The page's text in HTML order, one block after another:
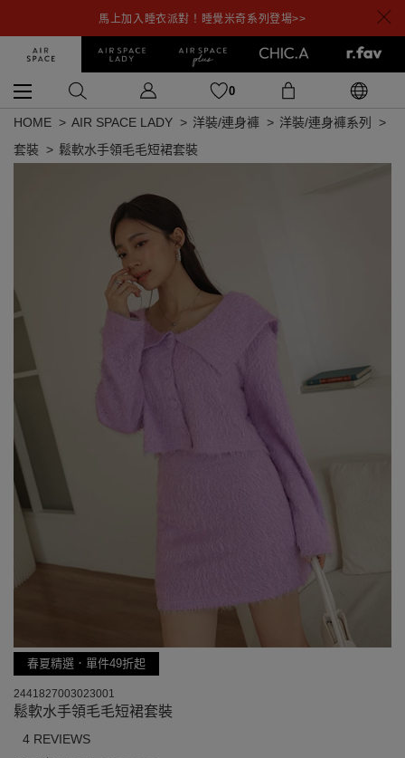
馬上加入睡衣派對！睡覺米奇系列登場>>
0
HOME AIR SPACE LADY 洋裝/連身褲
洋裝/連身褲系列
套裝
鬆軟水手領毛毛短裙套裝
春夏精選．單件49折起
2441827003023001
鬆軟水手領毛毛短裙套裝
4 REVIEWS